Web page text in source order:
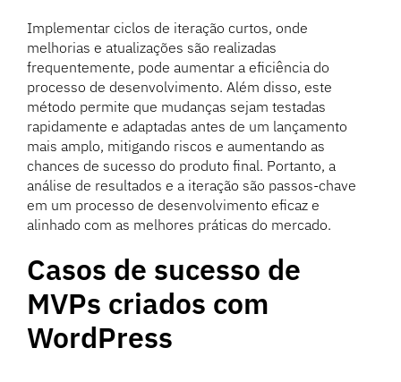
Implementar ciclos de iteração curtos, onde
melhorias e atualizações são realizadas
frequentemente, pode aumentar a eficiência do
processo de desenvolvimento. Além disso, este
método permite que mudanças sejam testadas
rapidamente e adaptadas antes de um lançamento
mais amplo, mitigando riscos e aumentando as
chances de sucesso do produto final. Portanto, a
análise de resultados e a iteração são passos-chave
em um processo de desenvolvimento eficaz e
alinhado com as melhores práticas do mercado.
Casos de sucesso de
MVPs criados com
WordPress